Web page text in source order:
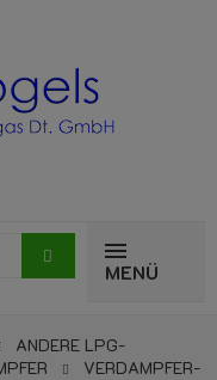
MENÜ
ANDERE LPG-
VERDAMPFER-